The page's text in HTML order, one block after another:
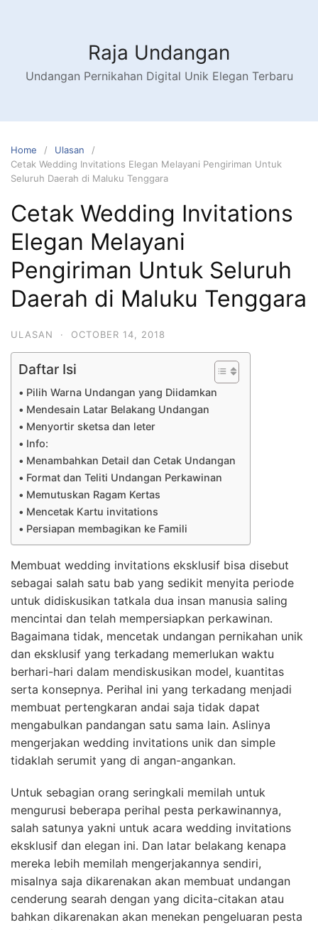
Raja Undangan
Undangan Pernikahan Digital Unik Elegan Terbaru
Home
Ulasan
Cetak Wedding Invitations Elegan Melayani Pengiriman Untuk
Seluruh Daerah di Maluku Tenggara
Cetak Wedding Invitations
Elegan Melayani
Pengiriman Untuk Seluruh
Daerah di Maluku Tenggara
ULASAN · OCTOBER 14, 2018
Daftar Isi
Pilih Warna Undangan yang Diidamkan
Mendesain Latar Belakang Undangan
Menyortir sketsa dan leter
Info:
Menambahkan Detail dan Cetak Undangan
Format dan Teliti Undangan Perkawinan
Memutuskan Ragam Kertas
Mencetak Kartu invitations
Persiapan membagikan ke Famili
Membuat wedding invitations eksklusif bisa disebut
sebagai salah satu bab yang sedikit menyita periode
untuk didiskusikan tatkala dua insan manusia saling
mencintai dan telah mempersiapkan perkawinan.
Bagaimana tidak, mencetak undangan pernikahan unik
dan eksklusif yang terkadang memerlukan waktu
berhari-hari dalam mendiskusikan model, kuantitas
serta konsepnya. Perihal ini yang terkadang menjadi
membuat pertengkaran andai saja tidak dapat
mengabulkan pandangan satu sama lain. Aslinya
mengerjakan wedding invitations unik dan simple
tidaklah serumit yang di angan-angankan.
Untuk sebagian orang seringkali memilah untuk
mengurusi beberapa perihal pesta perkawinannya,
salah satunya yakni untuk acara wedding invitations
eksklusif dan elegan ini. Dan latar belakang kenapa
mereka lebih memilah mengerjakannya sendiri,
misalnya saja dikarenakan akan membuat undangan
cenderung searah dengan yang dicita-citakan atau
bahkan dikarenakan akan menekan pengeluaran pesta